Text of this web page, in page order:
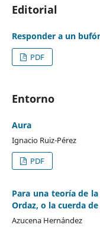
Editorial
Responder a un
PDF
Entorno
Aura
Ignacio Ruiz-Pérez
PDF
Para una teoría de
Ordaz, o la cuerda
Azucena Hernández